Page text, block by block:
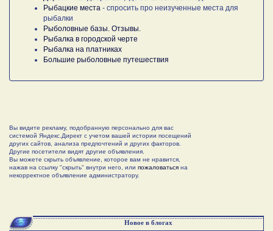
Рыбацкие места - спросить про неизученные места для
рыбалки
Рыболовные базы. Отзывы.
Рыбалка в городской черте
Рыбалка на платниках
Большие рыболовные путешествия
Вы видите рекламу, подобранную персонально для вас
системой Яндекс.Директ с учетом вашей истории посещений
других сайтов, анализа предпочтений и других факторов.
Другие посетители видят другие объявления.
Вы можете скрыть объявление, которое вам не нравится,
нажав на ссылку "скрыть" внутри него, или пожаловаться на
некорректное объявление администратору.
Новое в блогах